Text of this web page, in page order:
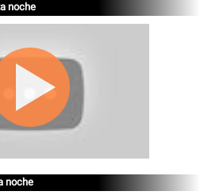
noche
noche